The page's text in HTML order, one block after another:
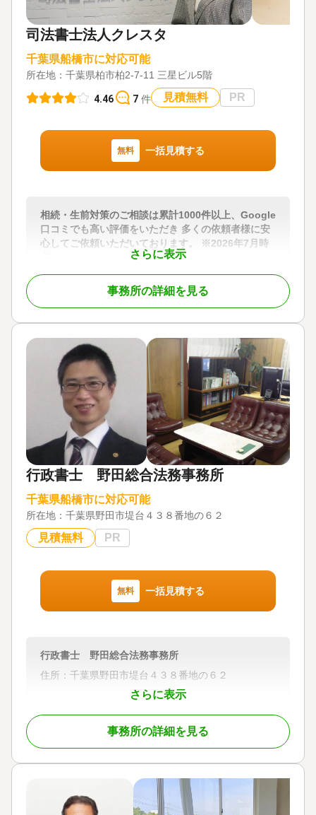
対応業務
遺産分割 / 相続財産調査 / 相続税申告 / 相続手続き /
生前贈与（不動産名義変更）
対応体制
電話相談可 / 訪問可 / 土日相談可 / 初回相談無料 / 18
時以降相談可 / 事務所面談可
司法書士法人クレスタ
千葉県船橋市に対応可能
所在地： 千葉県柏市柏2-7-11 三星ビル5階
4.46 7 件 見積無料 PR
無料 一括見積する
さらに表示
相続・生前対策のご相談は累計1000件以上、Google
口コミでも高い評価をいただき 多くの依頼者様に安
心してご依頼いただいております。 ※2026年7月時
地域最大級の司法書士法人である当事務所は、社会
保険労務士や相続・生前対策相談所をグループとし
て運営。さらに、土地家屋調査士法人や弁護士、税
理士など各分野の専門家とも提携しているため、相
口でスムーズに解決することができます。現在は無
料個別相談会も開催中ですので、お気軽にご相談く
ださい！
生前対策は、ご家族の健康状態や資産状況、財産を
どのように守り、誰に引き継いでいきたいかによっ
て、最適な方法が大きく異なります。
生前贈与をするのか、任意後見契約を結ぶのか、家
族信託を組むのか、公正証書遺言で備えるのか、あ
るいは複数を組み合わせるのか──いずれも 高度な専
弊所では、お客様との面談で状況やお困りごと、ご
家族への想いを丁寧にヒアリングし、すべての事情
を踏まえたうえで、一人ひとりに最適なオーダーメ
全国
棄 / 成年後見 / 家族信託 / 相続手続き / 銀行手続き /
戸籍収集 / 相続人調査 / 生前贈与（不動産名義変更）
可 / 事務所面談可
事務所の詳細を見る
行政書士 野田総合法務事務所
千葉県船橋市に対応可能
所在地： 千葉県野田市堤台４３８番地の６２
見積無料 PR
無料 一括見積する
さらに表示
行政書士 野田総合法務事務所
住所：千葉県野田市堤台４３８番地の６２
千葉県／埼玉県／茨城県／他
対応業務
対応体制
電話相談可 / 訪問可 / 土日相談可 / 初回相談無料 / オ
事務所の詳細を見る